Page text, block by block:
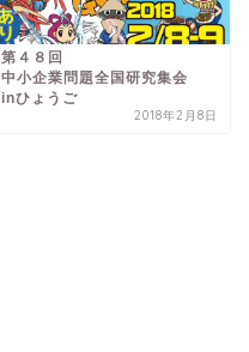
第４８回
中小企業問題全国研究集会
inひょうご
2018年2月8日